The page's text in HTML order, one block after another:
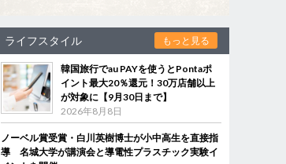
ライフスタイル もっと見る
韓国旅行でau PAYを使うとPontaポ
イント最大20％還元！30万店舗以上
が対象に【9月30日まで】
2026年8月8日
ノーベル賞受賞・白川英樹博士が小中高生を直接指
導 名城大学が講演会と導電性プラスチック実験イ